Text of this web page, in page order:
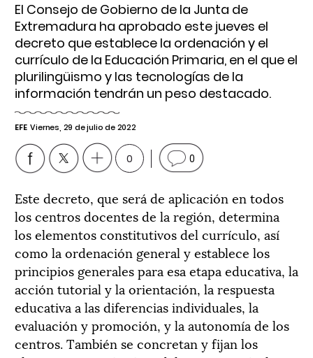
El Consejo de Gobierno de la Junta de
Extremadura ha aprobado este jueves el
decreto que establece la ordenación y el
currículo de la Educación Primaria, en el que el
plurilingüismo y las tecnologías de la
información tendrán un peso destacado.
EFE Viernes, 29 de julio de 2022
0 0
Este decreto, que será de aplicación en todos
los centros docentes de la región, determina
los elementos constitutivos del currículo, así
como la ordenación general y establece los
principios generales para esa etapa educativa, la
acción tutorial y la orientación, la respuesta
educativa a las diferencias individuales, la
evaluación y promoción, y la autonomía de los
centros. También se concretan y fijan los